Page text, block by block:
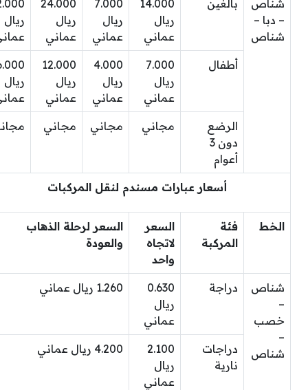
شناص
– دبا –
شناص
بالغين
14.000
ريال
عماني
7.000
ريال
عماني
24.000
ريال
عماني
ريال
أطفال
7.000
ريال
عماني
4.000
ريال
عماني
12.000
ريال
عماني
ريال
الرضع
دون 3
أعوام
مجاني مجاني مجاني
أسعار عبارات مسندم لنقل المركبات
الخط
فئة
المركبة
السعر
لاتجاه
واحد
السعر لرحلة الذهاب
والعودة
شناص
–
خصب
–
شناص
دراجة
0.630
ريال
عماني
1.260 ريال عماني
دراجات
نارية
2.100
ريال
عماني
4.200 ريال عماني